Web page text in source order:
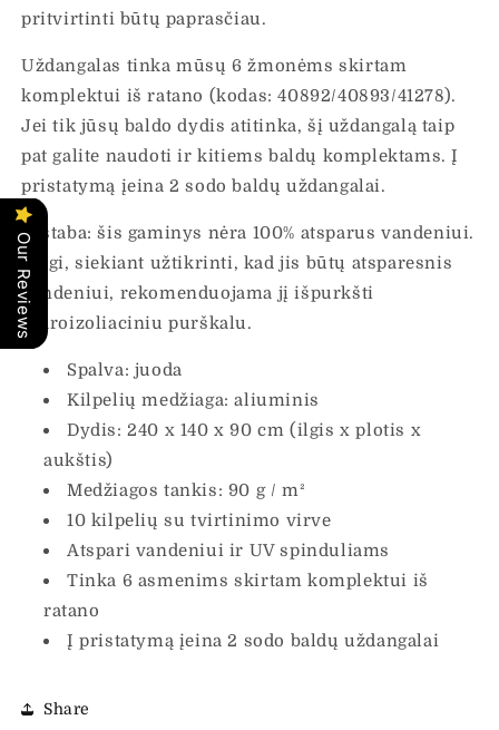
pritvirtinti būtų paprasčiau.
Uždangalas tinka mūsų 6 žmonėms skirtam
komplektui iš ratano (kodas: 40892/40893/41278).
Jei tik jūsų baldo dydis atitinka, šį uždangalą taip
pat galite naudoti ir kitiems baldų komplektams. Į
pristatymą įeina 2 sodo baldų uždangalai.
Pastaba: šis gaminys nėra 100% atsparus vandeniui.
Taigi, siekiant užtikrinti, kad jis būtų atsparesnis
vandeniui, rekomenduojama jį išpurkšti
hidroizoliaciniu purškalu.
Spalva: juoda
Kilpelių medžiaga: aliuminis
Dydis: 240 x 140 x 90 cm (ilgis x plotis x
aukštis)
Medžiagos tankis: 90 g / m²
10 kilpelių su tvirtinimo virve
Atspari vandeniui ir UV spinduliams
Tinka 6 asmenims skirtam komplektui iš
ratano
Į pristatymą įeina 2 sodo baldų uždangalai
Share
Our Reviews